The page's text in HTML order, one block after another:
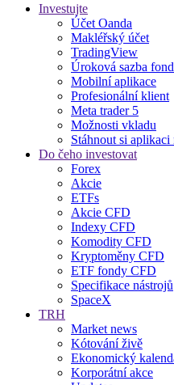
Investujte
Účet Oanda
Makléřský účet
TradingView
Úroková sazba
Mobilní aplikace
Profesionální klient
Meta trader 5
Možnosti vkladu
Stáhnout si
Do čeho investovat
Forex
Akcie
ETFs
Akcie CFD
Indexy CFD
Komodity CFD
Kryptoměny CFD
ETF fondy CFD
Specifikace nástrojů
SpaceX
TRH
Market news
Kótování živě
Ekonomický
Korporátní akce